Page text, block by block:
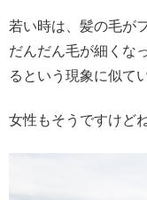
若い時は、髪の毛が
だんだん毛が細くな
るという現象に似て
女性もそうですけどね